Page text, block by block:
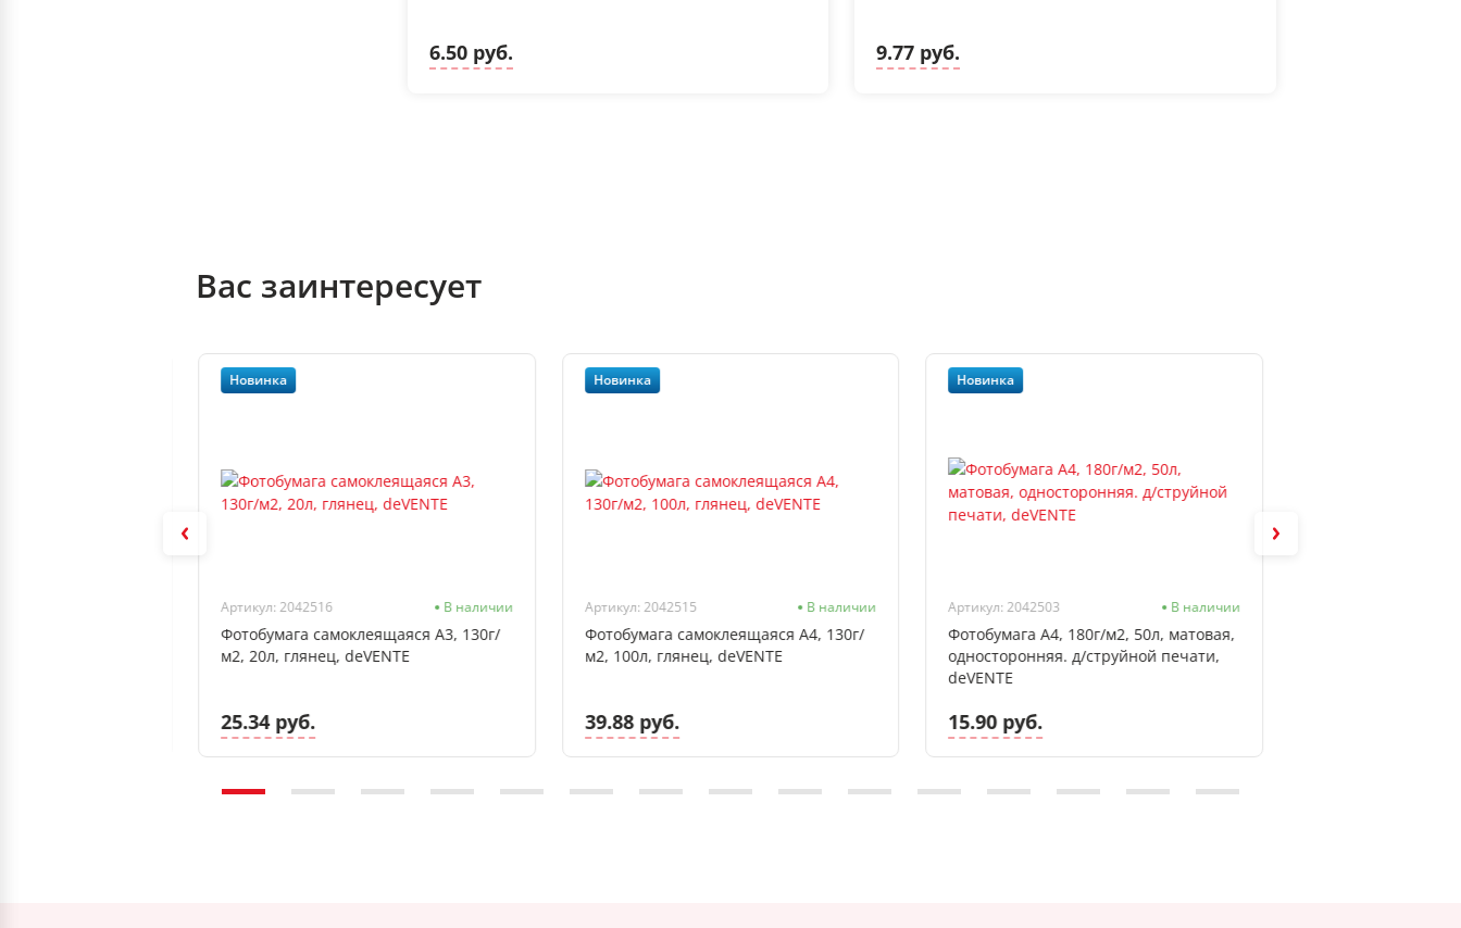
6.50 руб. 9.77 руб.
Вас заинтересует
Новинка
Артикул: 2042516 В наличии
Фотобумага самоклеящаяся А3, 130г/
м2, 20л, глянец, deVENTE
25.34 руб.
Новинка
Артикул: 2042515 В наличии
Фотобумага самоклеящаяся А4, 130г/
м2, 100л, глянец, deVENTE
39.88 руб.
Новинка
Артикул: 2042503 В наличии
Фотобумага А4, 180г/м2, 50л, матовая,
односторонняя. д/струйной печати,
deVENTE
15.90 руб.